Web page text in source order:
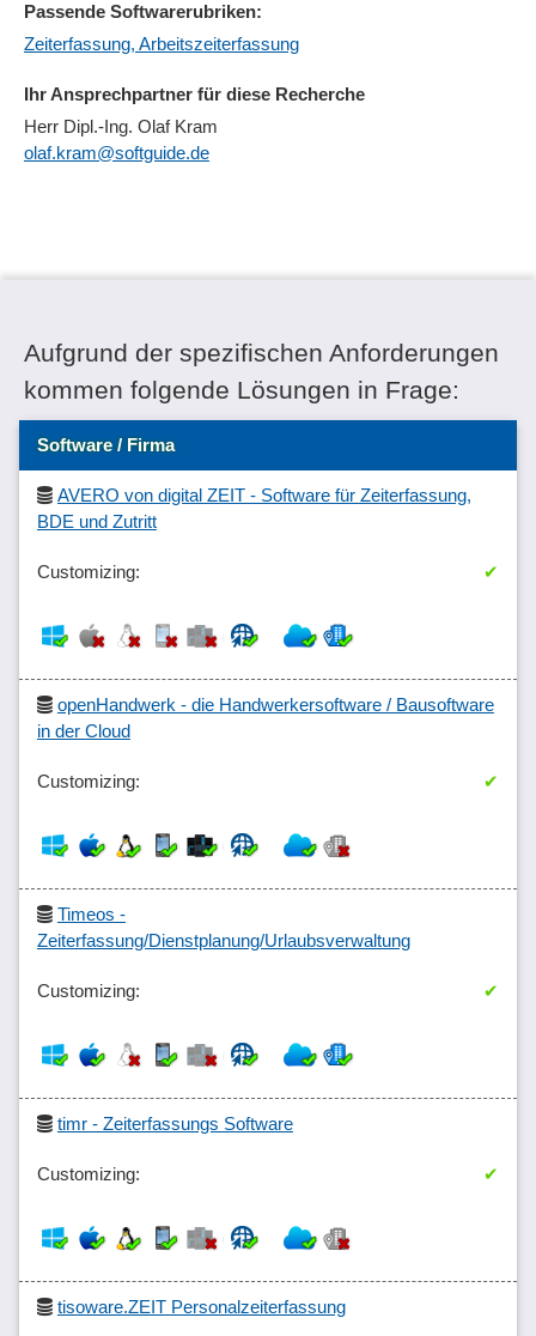
Passende Softwarerubriken:
Zeiterfassung, Arbeitszeiterfassung
Ihr Ansprechpartner für diese Recherche
Herr Dipl.-Ing. Olaf Kram
olaf.kram@softguide.de
Aufgrund der spezifischen Anforderungen
kommen folgende Lösungen in Frage:
Software / Firma
AVERO von digital ZEIT - Software für Zeiterfassung,
BDE und Zutritt
✔
openHandwerk - die Handwerkersoftware / Bausoftware
in der Cloud
✔
Timeos -
Zeiterfassung/Dienstplanung/Urlaubsverwaltung
✔
timr - Zeiterfassungs Software
✔
tisoware.ZEIT Personalzeiterfassung